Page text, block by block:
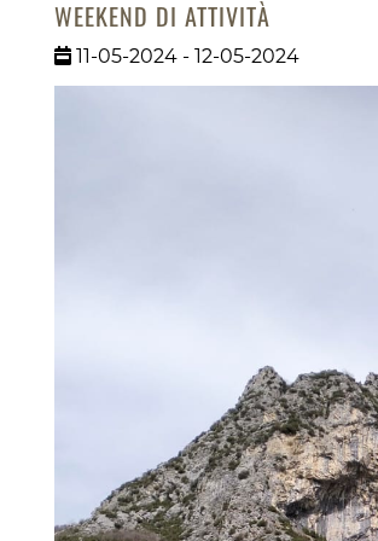
WEEKEND DI ATTIVITÀ
11-05-2024 - 12-05-2024